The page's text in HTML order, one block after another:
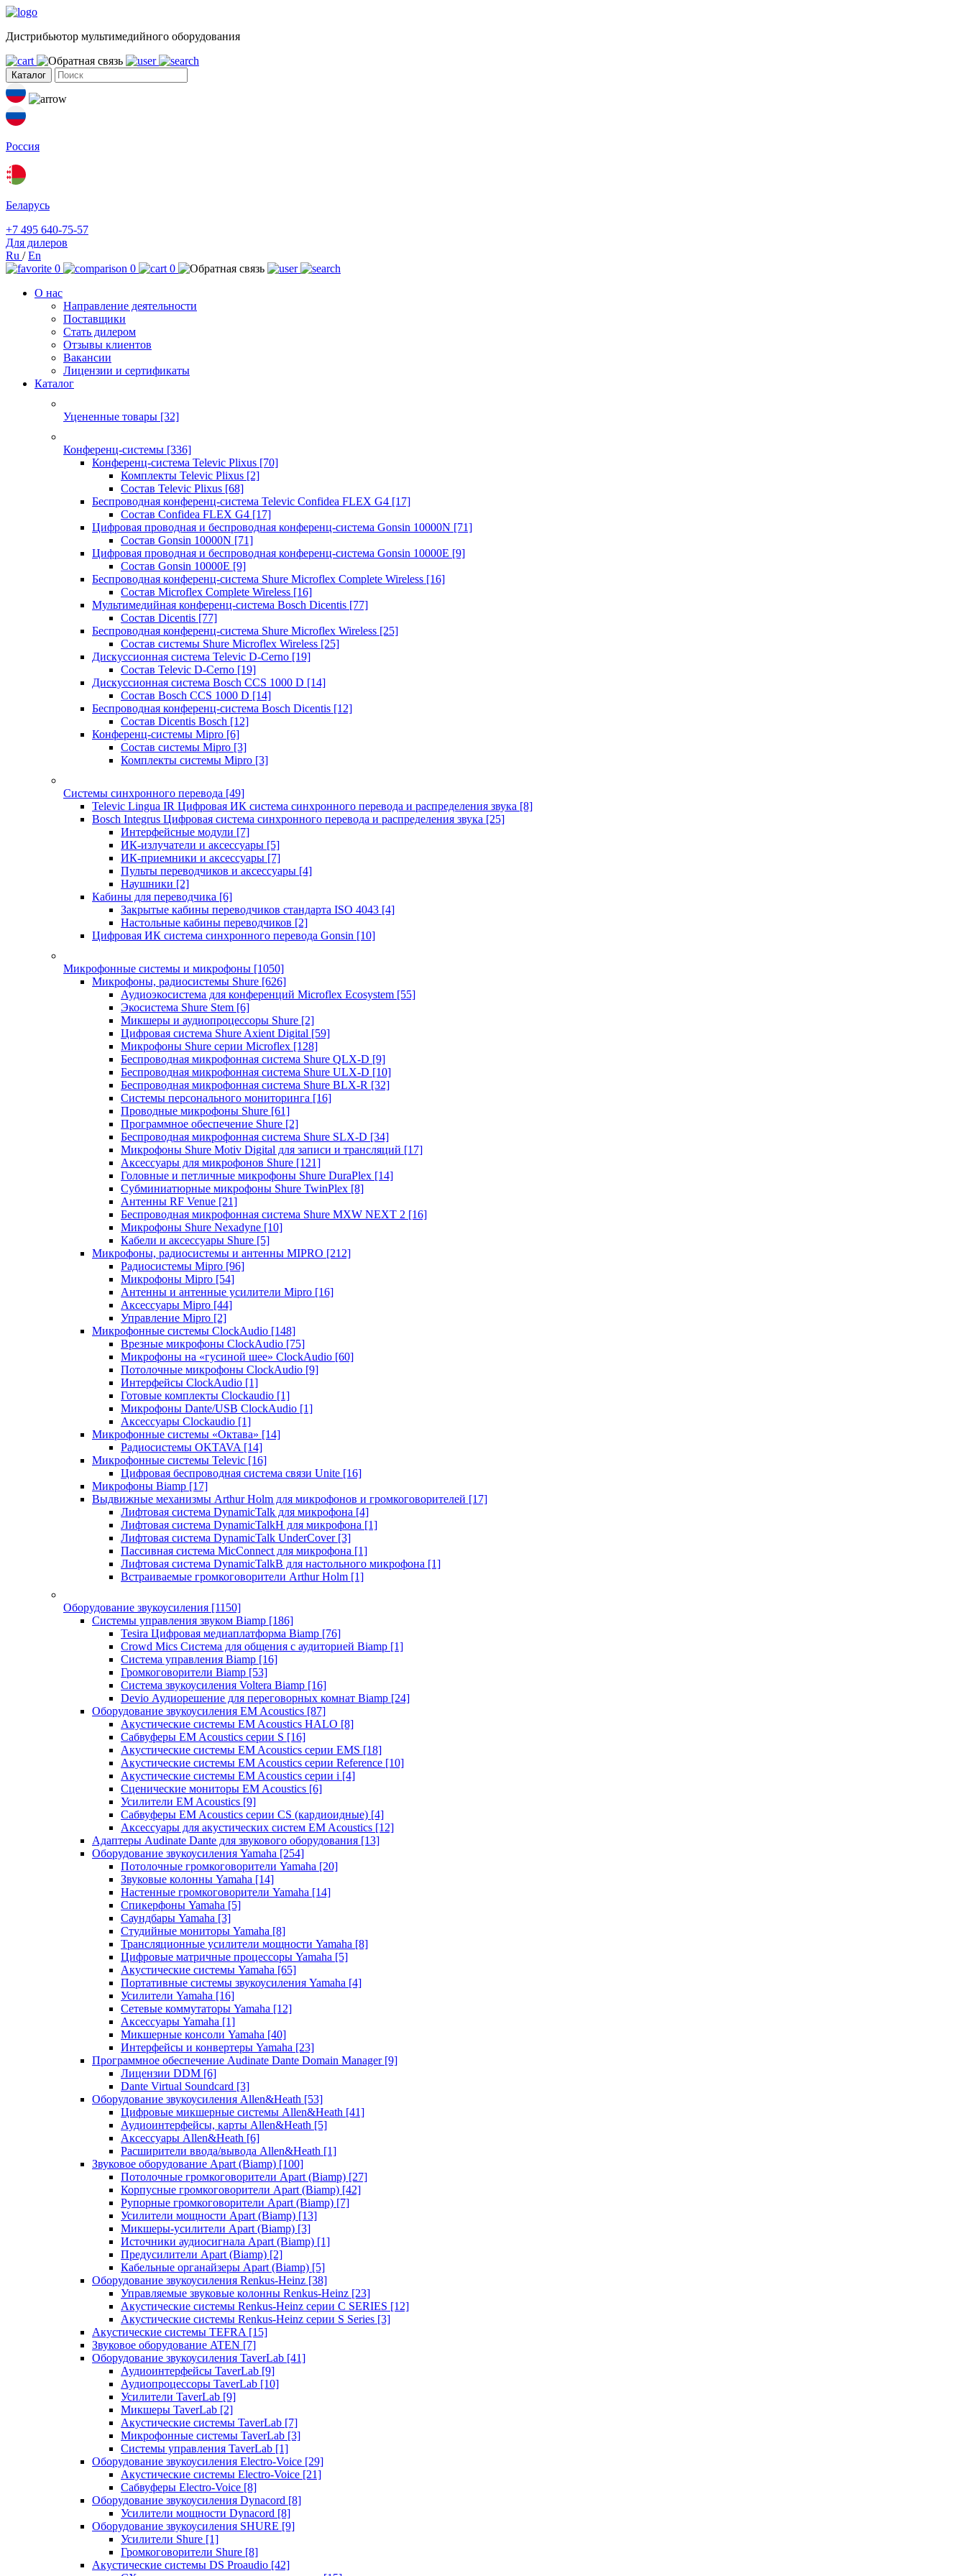
Дистрибьютор мультимедийного оборудования
Каталог
Россия
Беларусь
+7 495 640-75-57
Для дилеров
Ru /En
0
0
0
О нас
Направление деятельности
Поставщики
Стать дилером
Отзывы клиентов
Вакансии
Лицензии и сертификаты
Каталог
Уцененные товары [32]
Конференц-системы [336]
Конференц-система Televic Plixus [70]
Комплекты Televic Plixus [2]
Состав Televic Plixus [68]
Беспроводная конференц-система Televic Confidea FLEX G4 [17]
Состав Confidea FLEX G4 [17]
Цифровая проводная и беспроводная конференц-система Gonsin 10000N [71]
Состав Gonsin 10000N [71]
Цифровая проводная и беспроводная конференц-система Gonsin 10000E [9]
Состав Gonsin 10000E [9]
Беспроводная конференц-система Shure Microflex Complete Wireless [16]
Состав Microflex Complete Wireless [16]
Мультимедийная конференц-система Bosch Dicentis [77]
Состав Dicentis [77]
Беспроводная конференц-система Shure Microflex Wireless [25]
Состав системы Shure Microflex Wireless [25]
Дискуссионная система Televic D-Cerno [19]
Состав Televic D-Cerno [19]
Дискуссионная система Bosch CCS 1000 D [14]
Состав Bosch CCS 1000 D [14]
Беспроводная конференц-система Bosch Dicentis [12]
Состав Dicentis Bosch [12]
Конференц-системы Mipro [6]
Состав системы Mipro [3]
Комплекты системы Mipro [3]
Системы синхронного перевода [49]
Televic Lingua IR Цифровая ИК система синхронного перевода и распределения звука [8]
Bosch Integrus Цифровая система синхронного перевода и распределения звука [25]
Интерфейсные модули [7]
ИК-излучатели и аксессуары [5]
ИК-приемники и аксессуары [7]
Пульты переводчиков и аксессуары [4]
Наушники [2]
Кабины для переводчика [6]
Закрытые кабины переводчиков стандарта ISO 4043 [4]
Настольные кабины переводчиков [2]
Цифровая ИК система синхронного перевода Gonsin [10]
Микрофонные системы и микрофоны [1050]
Микрофоны, радиосистемы Shure [626]
Аудиоэкосистема для конференций Microflex Ecosystem [55]
Экосистема Shure Stem [6]
Микшеры и аудиопроцессоры Shure [2]
Цифровая система Shure Axient Digital [59]
Микрофоны Shure серии Microflex [128]
Беспроводная микрофонная система Shure QLX-D [9]
Беспроводная микрофонная система Shure ULX-D [10]
Беспроводная микрофонная система Shure BLX-R [32]
Системы персонального мониторинга [16]
Проводные микрофоны Shure [61]
Программное обеспечение Shure [2]
Беспроводная микрофонная система Shure SLX-D [34]
Микрофоны Shure Motiv Digital для записи и трансляций [17]
Аксессуары для микрофонов Shure [121]
Головные и петличные микрофоны Shure DuraPlex [14]
Субминиатюрные микрофоны Shure TwinPlex [8]
Антенны RF Venue [21]
Беспроводная микрофонная система Shure MXW NEXT 2 [16]
Микрофоны Shure Nexadyne [10]
Кабели и аксессуары Shure [5]
Микрофоны, радиосистемы и антенны MIPRO [212]
Радиосистемы Mipro [96]
Микрофоны Mipro [54]
Антенны и антенные усилители Mipro [16]
Аксессуары Mipro [44]
Управление Mipro [2]
Микрофонные системы ClockAudio [148]
Врезные микрофоны ClockAudio [75]
Микрофоны на «гусиной шее» ClockAudio [60]
Потолочные микрофоны ClockAudio [9]
Интерфейсы ClockAudio [1]
Готовые комплекты Clockaudio [1]
Микрофоны Dante/USB ClockAudio [1]
Аксессуары Clockaudio [1]
Микрофонные системы «Октава» [14]
Радиосистемы OKTAVA [14]
Микрофонные системы Televic [16]
Цифровая беспроводная система связи Unite [16]
Микрофоны Biamp [17]
Выдвижные механизмы Arthur Holm для микрофонов и громкоговорителей [17]
Лифтовая система DynamicTalk для микрофона [4]
Лифтовая система DynamicTalkH для микрофона [1]
Лифтовая система DynamicTalk UnderCover [3]
Пассивная система MicConnect для микрофона [1]
Лифтовая система DynamicTalkB для настольного микрофона [1]
Встраиваемые громкоговорители Arthur Holm [1]
Оборудование звукоусиления [1150]
Системы управления звуком Biamp [186]
Tesira Цифровая медиаплатформа Biamp [76]
Crowd Mics Система для общения с аудиторией Biamp [1]
Система управления Biamp [16]
Громкоговорители Biamp [53]
Система звукоусиления Voltera Biamp [16]
Devio Аудиорешение для переговорных комнат Biamp [24]
Оборудование звукоусиления EM Acoustics [87]
Акустические системы EM Acoustics HALO [8]
Сабвуферы EM Acoustics серии S [16]
Акустические системы EM Acoustics серии EMS [18]
Акустические системы EM Acoustics серии Reference [10]
Акустические системы EM Acoustics серии i [4]
Сценические мониторы EM Acoustics [6]
Усилители EM Acoustics [9]
Сабвуферы EM Acoustics серии CS (кардиоидные) [4]
Аксессуары для акустических систем EM Acoustics [12]
Адаптеры Audinate Dante для звукового оборудования [13]
Оборудование звукоусиления Yamaha [254]
Потолочные громкоговорители Yamaha [20]
Звуковые колонны Yamaha [14]
Настенные громкоговорители Yamaha [14]
Спикерфоны Yamaha [5]
Саундбары Yamaha [3]
Студийные мониторы Yamaha [8]
Трансляционные усилители мощности Yamaha [8]
Цифровые матричные процессоры Yamaha [5]
Акустические системы Yamaha [65]
Портативные системы звукоусиления Yamaha [4]
Усилители Yamaha [16]
Сетевые коммутаторы Yamaha [12]
Аксессуары Yamaha [1]
Микшерные консоли Yamaha [40]
Интерфейсы и конвертеры Yamaha [23]
Программное обеспечение Audinate Dante Domain Manager [9]
Лицензии DDM [6]
Dante Virtual Soundcard [3]
Оборудование звукоусиления Allen&Heath [53]
Цифровые микшерные системы Allen&Heath [41]
Аудиоинтерфейсы, карты Allen&Heath [5]
Аксессуары Allen&Heath [6]
Расширители ввода/вывода Allen&Heath [1]
Звуковое оборудование Apart (Biamp) [100]
Потолочные громкоговорители Apart (Biamp) [27]
Корпусные громкоговорители Apart (Biamp) [42]
Рупорные громкоговорители Apart (Biamp) [7]
Усилители мощности Apart (Biamp) [13]
Микшеры-усилители Apart (Biamp) [3]
Источники аудиосигнала Apart (Biamp) [1]
Предусилители Apart (Biamp) [2]
Кабельные органайзеры Apart (Biamp) [5]
Оборудование звукоусиления Renkus-Heinz [38]
Управляемые звуковые колонны Renkus-Heinz [23]
Акустические системы Renkus-Heinz серии C SERIES [12]
Акустические системы Renkus-Heinz серии S Series [3]
Акустические системы TEFRA [15]
Звуковое оборудование ATEN [7]
Оборудование звукоусиления TaverLab [41]
Аудиоинтерфейсы TaverLab [9]
Аудиопроцессоры TaverLab [10]
Усилители TaverLab [9]
Микшеры TaverLab [2]
Акустические системы TaverLab [7]
Микрофонные системы TaverLab [3]
Системы управления TaverLab [1]
Оборудование звукоусиления Electro-Voice [29]
Акустические системы Electro-Voice [21]
Сабвуферы Electro-Voice [8]
Оборудование звукоусиления Dynacord [8]
Усилители мощности Dynacord [8]
Оборудование звукоусиления SHURE [9]
Усилители Shure [1]
Громкоговорители Shure [8]
Акустические системы DS Proaudio [42]